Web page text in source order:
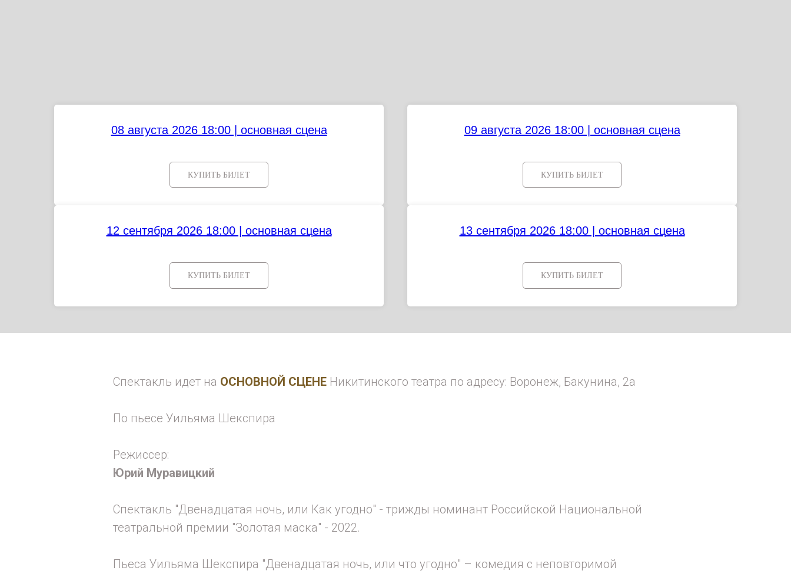
08 августа 2026 18:00 | основная сцена
КУПИТЬ БИЛЕТ
09 августа 2026 18:00 | основная сцена
КУПИТЬ БИЛЕТ
12 сентября 2026 18:00 | основная сцена
КУПИТЬ БИЛЕТ
13 сентября 2026 18:00 | основная сцена
КУПИТЬ БИЛЕТ
Спектакль идет на ОСНОВНОЙ СЦЕНЕ Никитинского театра по адресу: Воронеж, Бакунина, 2а
По пьесе Уильяма Шекспира
Режиссер:
Юрий Муравицкий
Спектакль "Двенадцатая ночь, или Как угодно" - трижды номинант Российской Национальной
театральной премии "Золотая маска" - 2022.
Пьеса Уильяма Шекспира "Двенадцатая ночь, или что угодно" – комедия с неповторимой